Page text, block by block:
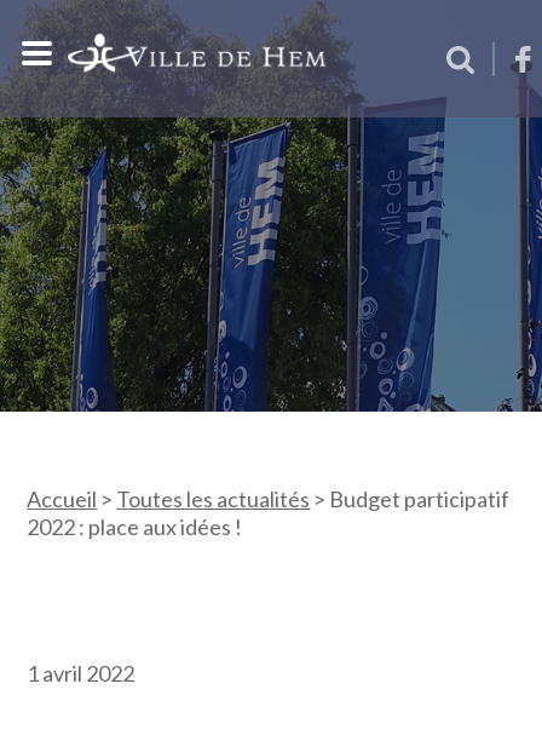
Accueil > Toutes les actualités > Budget participatif
2022 : place aux idées !
1 avril 2022